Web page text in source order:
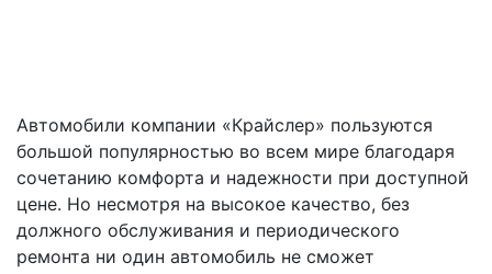
Автомобили компании «Крайслер» пользуются
большой популярностью во всем мире благодаря
сочетанию комфорта и надежности при доступной
цене. Но несмотря на высокое качество, без
должного обслуживания и периодического
ремонта ни один автомобиль не сможет